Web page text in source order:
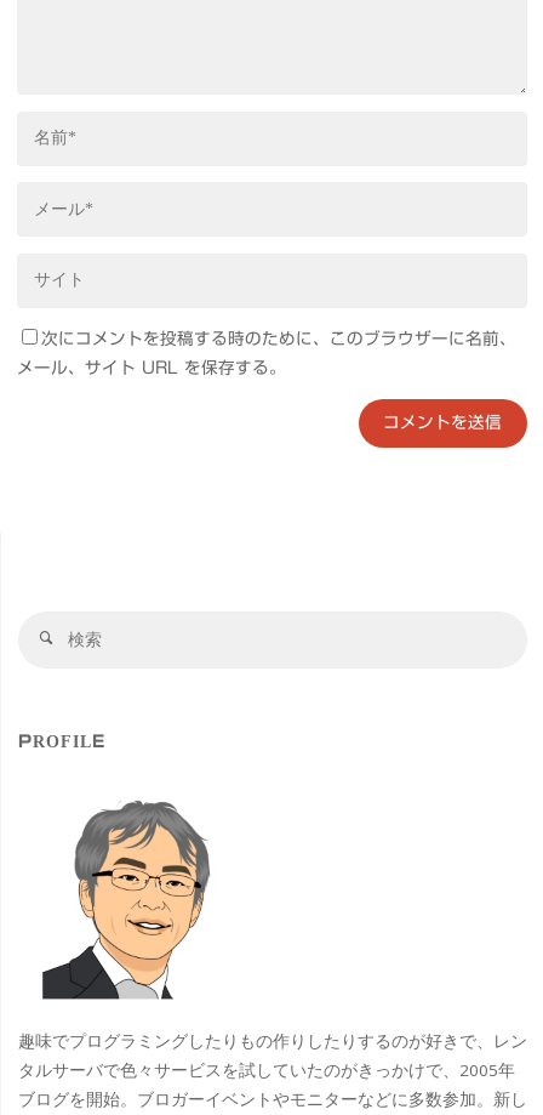
次にコメントを投稿する時のために、このブラウザーに名前、
メール、サイト URL を保存する。
検
PROFILE
趣味でプログラミングしたりもの作りしたりするのが好きで、レン
タルサーバで色々サービスを試していたのがきっかけで、2005年
ブログを開始。ブロガーイベントやモニターなどに多数参加。新し